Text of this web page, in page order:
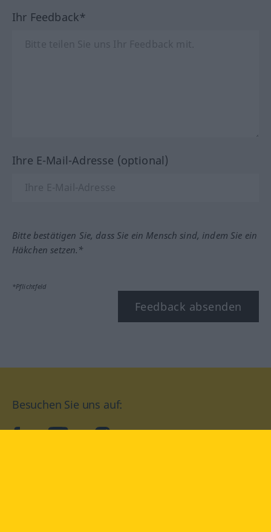
Ihr Feedback*
Ihre E-Mail-Adresse (optional)
Bitte bestätigen Sie, dass Sie ein Mensch sind, indem Sie ein
Häkchen setzen.*
*Pflichtfeld
Feedback absenden
Besuchen Sie uns auf:
facebookYouTube Instagram